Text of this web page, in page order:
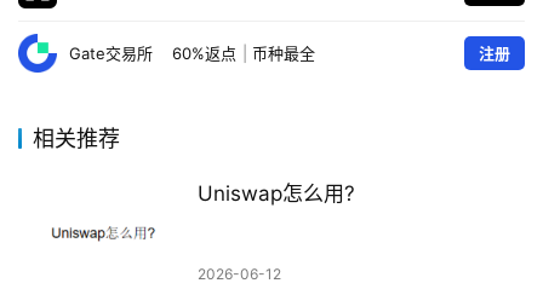
Gate交易所 60%返点 币种最全 注册
相关推荐
Uniswap怎么用?
2026-06-12